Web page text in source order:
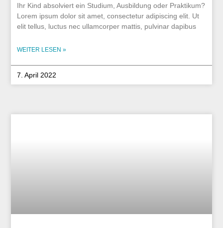
Ihr Kind absolviert ein Studium, Ausbildung oder Praktikum?
Lorem ipsum dolor sit amet, consectetur adipiscing elit. Ut
elit tellus, luctus nec ullamcorper mattis, pulvinar dapibus
WEITER LESEN »
7. April 2022